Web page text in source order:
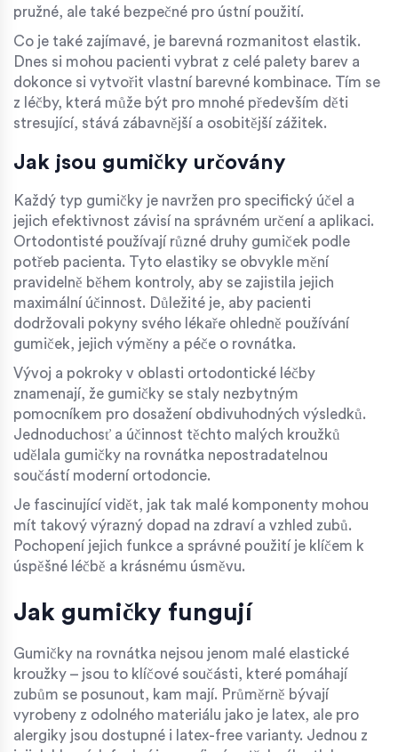
pružné, ale také bezpečné pro ústní použití.
Co je také zajímavé, je barevná rozmanitost elastik.
Dnes si mohou pacienti vybrat z celé palety barev a
dokonce si vytvořit vlastní barevné kombinace. Tím se
z léčby, která může být pro mnohé především děti
stresující, stává zábavnější a osobitější zážitek.
Jak jsou gumičky určovány
Každý typ gumičky je navržen pro specifický účel a
jejich efektivnost závisí na správném určení a aplikaci.
Ortodontisté používají různé druhy gumiček podle
potřeb pacienta. Tyto elastiky se obvykle mění
pravidelně během kontroly, aby se zajistila jejich
maximální účinnost. Důležité je, aby pacienti
dodržovali pokyny svého lékaře ohledně používání
gumiček, jejich výměny a péče o rovnátka.
Vývoj a pokroky v oblasti ortodontické léčby
znamenají, že gumičky se staly nezbytným
pomocníkem pro dosažení obdivuhodných výsledků.
Jednoduchosť a účinnost těchto malých kroužků
udělala gumičky na rovnátka nepostradatelnou
součástí moderní ortodoncie.
Je fascinující vidět, jak tak malé komponenty mohou
mít takový výrazný dopad na zdraví a vzhled zubů.
Pochopení jejich funkce a správné použití je klíčem k
úspěšné léčbě a krásnému úsměvu.
Jak gumičky fungují
Gumičky na rovnátka nejsou jenom malé elastické
kroužky – jsou to klíčové součásti, které pomáhají
zubům se posunout, kam mají. Průměrně bývají
vyrobeny z odolného materiálu jako je latex, ale pro
alergiky jsou dostupné i latex-free varianty. Jednou z